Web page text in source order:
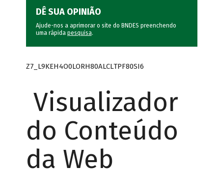
DÊ SUA OPINIÃO
Ajude-nos a aprimorar o site do BNDES preenchendo
uma rápida pesquisa.
Z7_L9KEH4O0LORH80ALCLTPF80SI6
Visualizador
do Conteúdo
da Web